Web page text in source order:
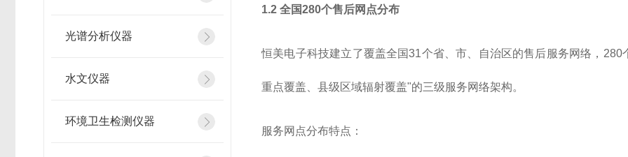
光谱分析仪器
水文仪器
环境卫生检测仪器
1.2 全国280个售后网点分布
恒美电子科技建立了覆盖全国31个省、市、自治区的售后服务网络，
重点覆盖、县级区域辐射覆盖"的三级服务网络架构。
服务网点分布特点：